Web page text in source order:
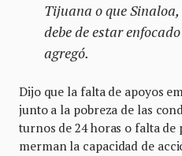
Tijuana o que
debe de estar
agregó.
Dijo que la falta de apoyos
junto a la pobreza de las
turnos de 24 horas o falta de
merman la capacidad de